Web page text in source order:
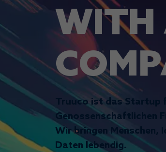
WITH
Truuco ist das
Genossenschaftlichen
Wir bringen Menschen,
Daten lebendig.